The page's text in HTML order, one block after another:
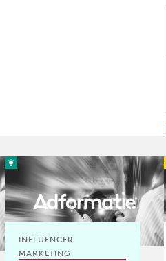
INFLUENCER
MARKETING